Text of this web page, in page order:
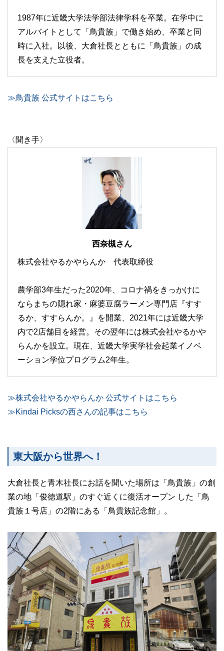
1987年に近畿大学法学部法律学科を卒業。在学中に
アルバイトとして「鳥貴族」で働き始め、卒業と同
時に入社。以後、大倉社長とともに「鳥貴族」の成
長を支えた立役者。
≫鳥貴族 公式サイトはこちら
〈聞き手〉
西奈槻さん
株式会社やるかやらんか 代表取締役
農学部3年生だった2020年、コロナ禍をきっかけに
ならまちの隠れ家・麻婆豆腐ラーメン専門店『すす
るか、すすらんか。』を開業、2021年には近畿大学
内で2店舗目を経営。その翌年には株式会社やるかや
らんかを設立。現在、近畿大学実学社会起業イノベ
ーション学位プログラム2年生。
≫株式会社やるかやらんか 公式サイトはこちら
≫Kindai Picksの西さんの記事はこちら
東大阪から世界へ！
大倉社長と青木社長にお話を聞いた場所は「鳥貴族」の創
業の地「俊徳道駅」のすぐ近くに復活オープン した「鳥
貴族１号店」の2階にある「鳥貴族記念館」。